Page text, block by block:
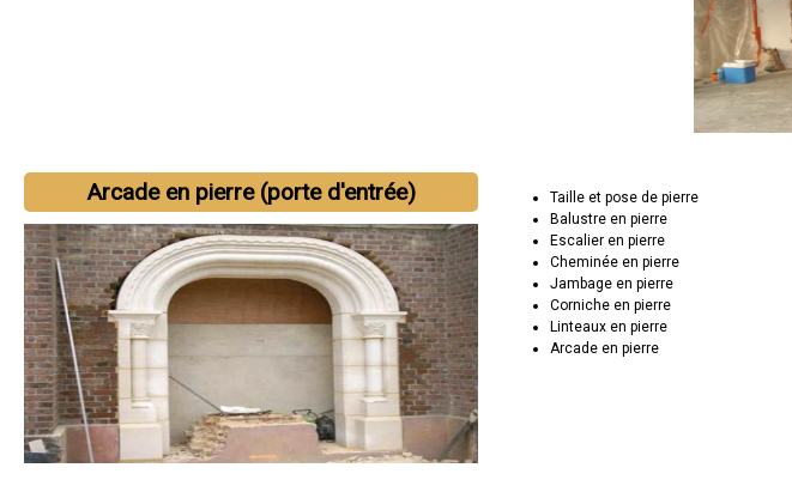
Arcade en pierre (porte d'entrée)
Taille et pose de pierre
Balustre en pierre
Escalier en pierre
Cheminée en pierre
Jambage en pierre
Corniche en pierre
Linteaux en pierre
Arcade en pierre